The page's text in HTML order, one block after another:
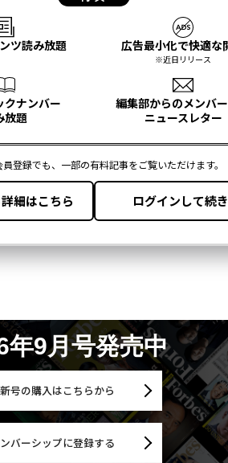
年9月号発売中
号の購入はこちらから
バーシップに登録する